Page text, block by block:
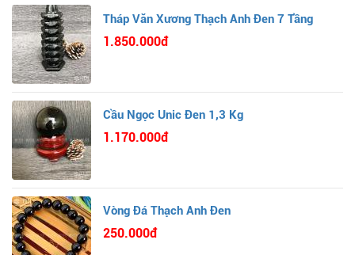
Tháp Văn Xương Thạch Anh Đen 7 Tầng
1.850.000đ
Cầu Ngọc Unic Đen 1,3 Kg
1.170.000đ
Vòng Đá Thạch Anh Đen
250.000đ